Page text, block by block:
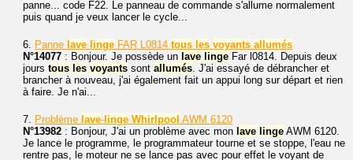
panne... code F22. Le panneau de commande s'allume normalement
puis quand je veux lancer le cycle...
6. Panne lave linge FAR L0814 tous les voyants allumés
N°14077 : Bonjour. Je possède un lave linge Far l0814. Depuis deux
jours tous les voyants sont allumés . J'ai essayé de débrancher et
brancher à nouveau, j'ai également fait un appui long sur départ et rien
à faire. Je n'ai...
7. Problème lave-linge Whirlpool AWM 6120
N°13982 : Bonjour, J'ai un problème avec mon lave linge AWM 6120.
Je lance le programme, le programmateur tourne et se stoppe, l'eau ne
rentre pas, le moteur ne se lance pas avec pour effet le voyant de